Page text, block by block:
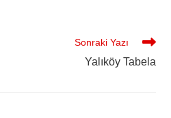
Sonraki Yazı
Yalıköy Tabela